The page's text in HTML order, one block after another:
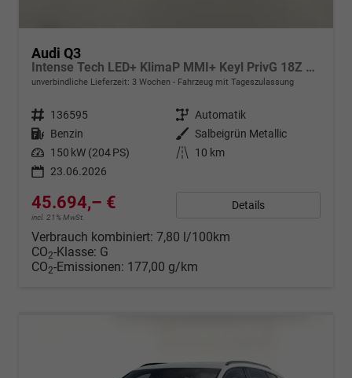
Audi Q3
Intense Tech LED+ KlimaP MMI+ Keyl PrivG 18Z eHK PDC+
unverbindliche Lieferzeit: 3 Wochen Fahrzeug mit Tageszulassung
Fahrzeugnr. 136595 Getriebe Automatik
Kraftstoff Benzin Außenfarbe Salbeigrün Metallic
Leistung 150 kW (204 PS) Kilometerstand
10 km
23.06.2026
45.694,– €
incl. 21% MwSt.
Details
Verbrauch kombiniert: 7,80 l/100km
CO2-Klasse: G
CO2-Emissionen: 177,00 g/km